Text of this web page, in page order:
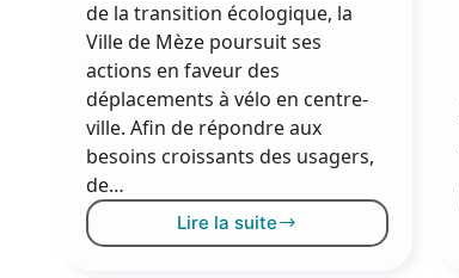
de la transition écologique, la
Ville de Mèze poursuit ses
actions en faveur des
déplacements à vélo en centre-
ville. Afin de répondre aux
besoins croissants des usagers,
de…
Lire la suiteStationner